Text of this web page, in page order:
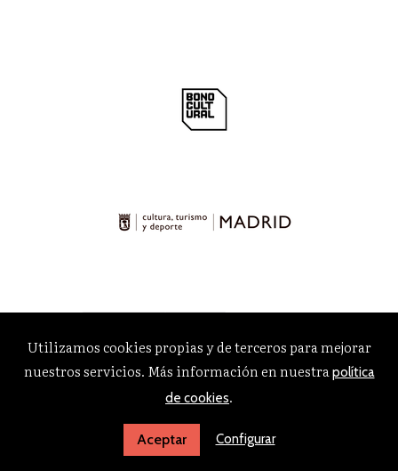
Utilizamos cookies propias y de terceros para mejorar
nuestros servicios. Más información en nuestrapolítica
de cookies.
Aceptar Configurar